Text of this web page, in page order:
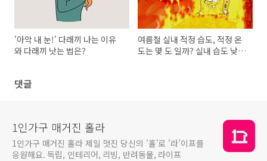
'아악 내 눈!' 다래끼 나는 이유
와 다래끼 낫는 법은?
여름철 실내 적정 습도, 적정 온
도는 몇 도 일까? 실내 습도 낮추
댓글
1인가구 매거진 홀라
1인가구 매거진 홀라 제일 멋진 당신의 '홀'로 '라'이프를
응원해요. 독립, 인테리어, 리빙, 반려동물, 라이프